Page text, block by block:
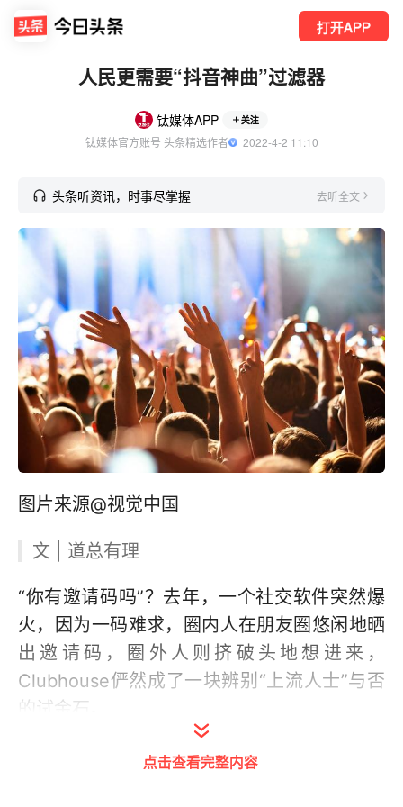
打开APP
人民更需要“抖音神曲”过滤器
钛媒体APP 关注
钛媒体官方账号 头条精选作者
  2022-4-2 11:10
头条听资讯，时事尽掌握 去听全文
图片来源@视觉中国
文 | 道总有理
“你有邀请码吗”？去年，一个社交软件突然爆
火，因为一码难求，圈内人在朋友圈悠闲地晒
出邀请码，圈外人则挤破头地想进来，
Clubhouse俨然成了一块辨别“上流人士”与否
的试金石。
同一种方式，字节跳动似乎搞砸了。
点击查看完整内容